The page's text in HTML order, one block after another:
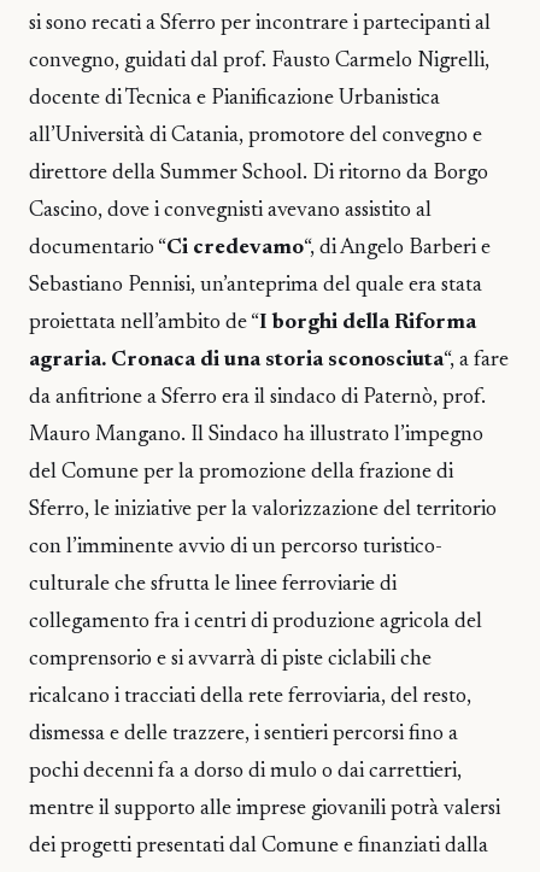
si sono recati a Sferro per incontrare i partecipanti al
convegno, guidati dal prof. Fausto Carmelo Nigrelli,
docente di Tecnica e Pianificazione Urbanistica
all’Università di Catania, promotore del convegno e
direttore della Summer School. Di ritorno da Borgo
Cascino, dove i convegnisti avevano assistito al
documentario “Ci credevamo“, di Angelo Barberi e
Sebastiano Pennisi, un’anteprima del quale era stata
proiettata nell’ambito de “I borghi della Riforma
agraria. Cronaca di una storia sconosciuta“, a fare
da anfitrione a Sferro era il sindaco di Paternò, prof.
Mauro Mangano. Il Sindaco ha illustrato l’impegno
del Comune per la promozione della frazione di
Sferro, le iniziative per la valorizzazione del territorio
con l’imminente avvio di un percorso turistico-
culturale che sfrutta le linee ferroviarie di
collegamento fra i centri di produzione agricola del
comprensorio e si avvarrà di piste ciclabili che
ricalcano i tracciati della rete ferroviaria, del resto,
dismessa e delle trazzere, i sentieri percorsi fino a
pochi decenni fa a dorso di mulo o dai carrettieri,
mentre il supporto alle imprese giovanili potrà valersi
dei progetti presentati dal Comune e finanziati dalla